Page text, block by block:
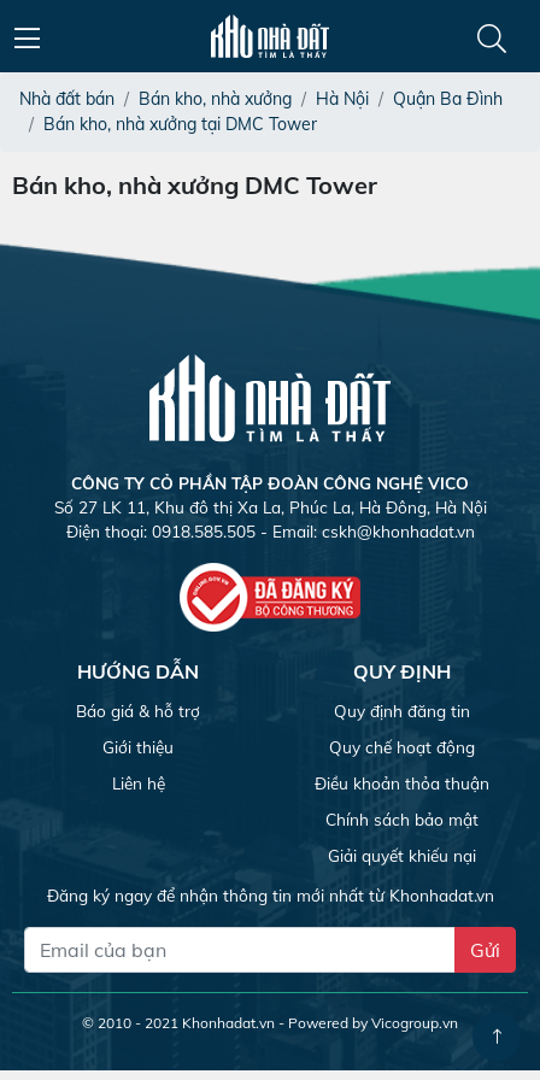
Nhà đất bán Bán kho, nhà xưởng Hà Nội
Quận Ba Đình
Bán kho, nhà xưởng tại DMC Tower
Bán kho, nhà xưởng DMC Tower
CÔNG TY CỎ PHẦN TẬP ĐOÀN CÔNG NGHỆ VICO
Số 27 LK 11, Khu đô thị Xa La, Phúc La, Hà Đông, Hà Nội
Điện thoại: 0918.585.505 - Email: cskh@khonhadat.vn
HƯỚNG DẪN
Báo giá & hỗ trợ
Giới thiệu
Liên hệ
QUY ĐỊNH
Quy định đăng tin
Quy chế hoạt động
Điều khoản thỏa thuận
Chính sách bảo mật
Giải quyết khiếu nại
Đăng ký ngay để nhận thông tin mới nhất từ Khonhadat.vn
Gửi
© 2010 - 2021 Khonhadat.vn - Powered by Vicogroup.vn